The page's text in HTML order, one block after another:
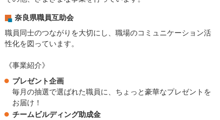
奈良県職員互助会
職員同士のつながりを大切にし、職場のコミュニケーション活
性化を図っています。
《事業紹介》
プレゼント企画
毎月の抽選で選ばれた職員に、ちょっと豪華なプレゼントを
お届け！
チームビルディング助成金